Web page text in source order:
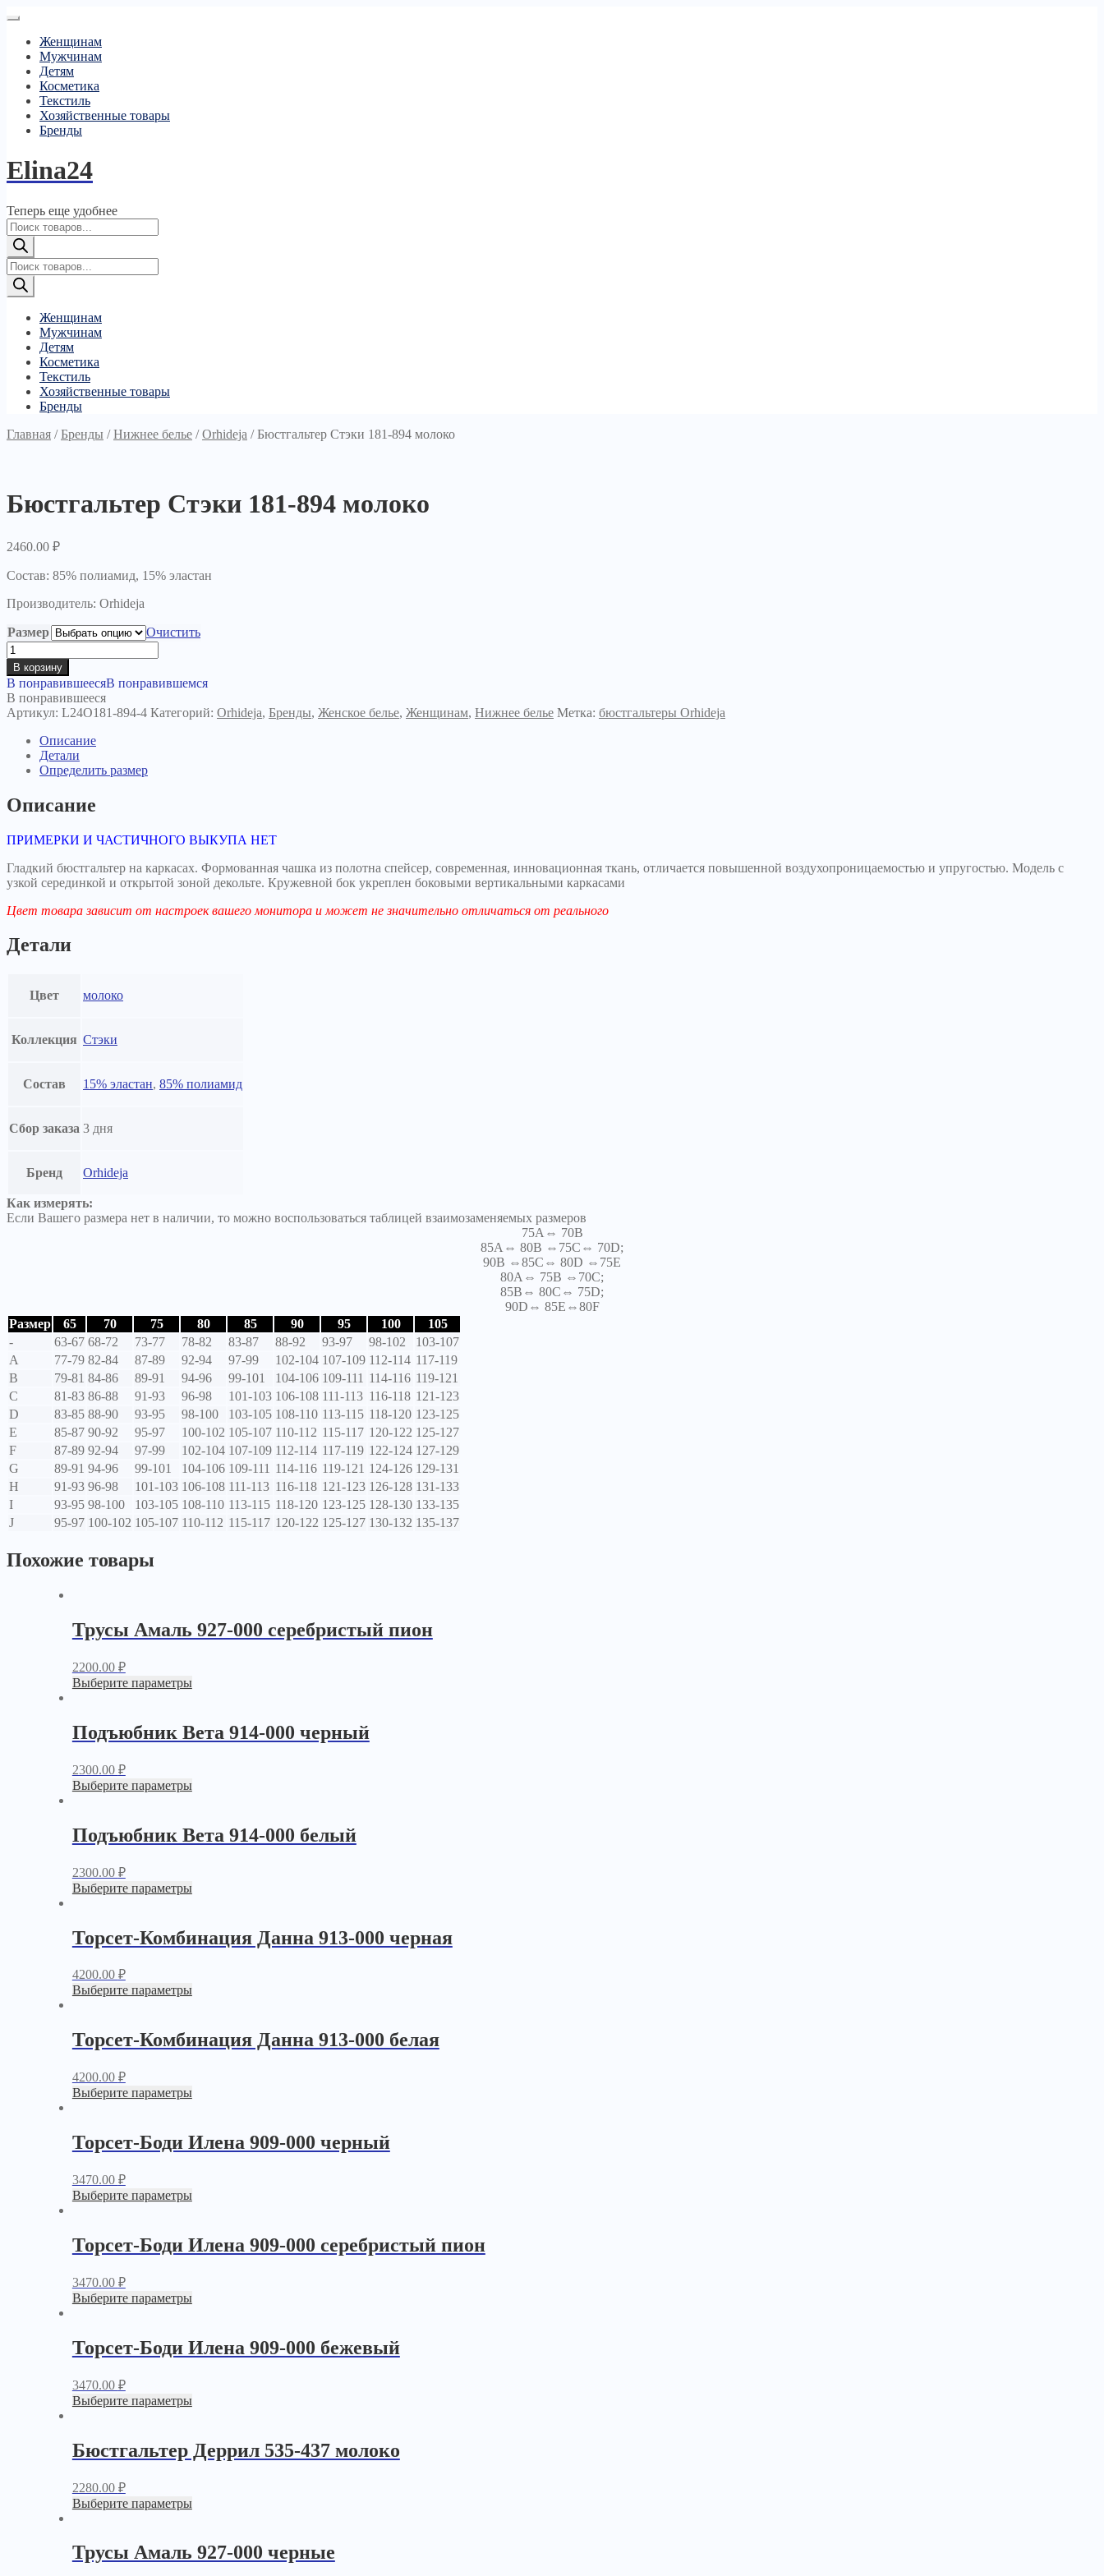
Женщинам
Мужчинам
Детям
Косметика
Текстиль
Хозяйственные товары
Бренды
Elina24
Теперь еще удобнее
Поиск
товаров
Поиск
товаров
Женщинам
Мужчинам
Детям
Косметика
Текстиль
Хозяйственные товары
Бренды
Главная /Бренды /Нижнее белье /Orhideja /Бюстгальтер Стэки 181-894 молоко
Бюстгальтер Стэки 181-894 молоко
2460.00 ₽
Состав: 85% полиамид, 15% эластан
Производитель: Orhideja
Размер
Очистить
Количество
товара
Бюстгальтер
Стэки
181-
894
молоко
В корзину
В понравившеесяВ понравившемся
В понравившееся
Артикул: L24O181-894-4 Категорий: Orhideja, Бренды, Женское белье, Женщинам, Нижнее белье Метка: бюстгальтеры Orhideja
Описание
Детали
Определить размер
Описание
ПРИМЕРКИ И ЧАСТИЧНОГО ВЫКУПА НЕТ
Гладкий бюстгальтер на каркасах. Формованная чашка из полотна спейсер, современная, инновационная ткань, отличается повышенной воздухопроницаемостью и упругостью. Модель с
узкой серединкой и открытой зоной декольте. Кружевной бок укреплен боковыми вертикальными каркасами
Цвет товара зависит от настроек вашего монитора и может не значительно отличаться от реального
Детали
Цвет молоко
Коллекция Стэки
Состав 15% эластан, 85% полиамид
Сбор заказа 3 дня
Бренд Orhideja
Как измерять:
Если Вашего размера нет в наличии, то можно воспользоваться таблицей взаимозаменяемых размеров
75A⇔ 70B
85A⇔ 80B ⇔75C⇔ 70D;
90B ⇔85C⇔ 80D ⇔75E
80A⇔ 75B ⇔70C;
85B⇔ 80C⇔ 75D;
90D⇔ 85E⇔80F
Размер
65 70 75 80 85 90 95 100
105
-
63-67 68-72 73-77 78-82 83-87 88-92 93-97 98-102
103-107
A
77-79 82-84 87-89 92-94 97-99 102-104 107-109 112-114 117-119
B
79-81 84-86 89-91 94-96 99-101 104-106 109-111 114-116 119-121
C
81-83 86-88 91-93 96-98 101-103 106-108 111-113 116-118 121-123
D
83-85 88-90 93-95 98-100 103-105 108-110 113-115 118-120 123-125
E
85-87 90-92 95-97 100-102 105-107 110-112 115-117 120-122 125-127
F
87-89 92-94 97-99 102-104 107-109 112-114 117-119 122-124 127-129
G
89-91 94-96 99-101 104-106 109-111 114-116 119-121 124-126 129-131
H
91-93 96-98 101-103 106-108 111-113 116-118 121-123 126-128 131-133
I
93-95 98-100 103-105 108-110 113-115 118-120 123-125 128-130 133-135
J
95-97 100-102 105-107 110-112 115-117 120-122 125-127 130-132 135-137
Похожие товары
Трусы Амаль 927-000 серебристый пион
2200.00 ₽
Выберите параметры
Подъюбник Вета 914-000 черный
2300.00 ₽
Выберите параметры
Подъюбник Вета 914-000 белый
2300.00 ₽
Выберите параметры
Торсет-Комбинация Данна 913-000 черная
4200.00 ₽
Выберите параметры
Торсет-Комбинация Данна 913-000 белая
4200.00 ₽
Выберите параметры
Торсет-Боди Илена 909-000 черный
3470.00 ₽
Выберите параметры
Торсет-Боди Илена 909-000 серебристый пион
3470.00 ₽
Выберите параметры
Торсет-Боди Илена 909-000 бежевый
3470.00 ₽
Выберите параметры
Бюстгальтер Деррил 535-437 молоко
2280.00 ₽
Выберите параметры
Трусы Амаль 927-000 черные